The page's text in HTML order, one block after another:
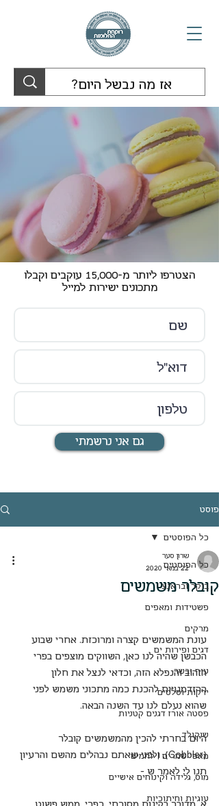
הצטרפו ליותר מ-15,000 עוקבים וקבלו
מתכונים ישירות למייל
גם אני נרשמתי
פוסט
כל הפוסטים
בוקר ובראנצ
פשטידות ומאפים
מרקים
דגים ופירות ים
עוף ובשר
ירקות וסלטים
פסטה אורז דגנים קטניות
שוקולד
מאפי שמרים | לחמים
מוס, גלידה וקינוחים אישיים
עוגיות וחיתוכיות
כל הפוסטים
קובלר משמשים
שרון סער
22 במאי 2020
עונת המשמשים קצרה ומרוכזת. אחרי שבוע
הכבשן שהיה לנו כאן, השווקים מוצפים בפרי
הזהוב והנפלא הזה, וכדאי לנצל את חלון
ההזדמנויות להכנת כמה מתכוני משמש לפני
שהוא נעלם לנו עד השנה הבאה.
היום בחרתי להכין מהמשמשים קובלר
(Cobbler). ולפני שאתם נבהלים מהשם והרעיון
תנו לי לאמר ש -